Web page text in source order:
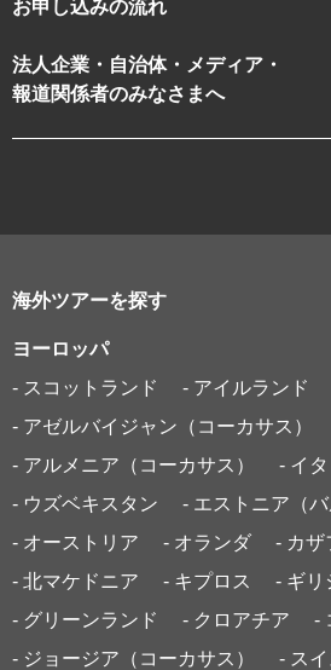
お申し込みの流れ
法人企業・自治体・メディア・
報道関係者のみなさまへ
海外ツアーを探す
ヨーロッパ
- スコットランド
- アイルランド
- アゼルバイジャン（コーカサス）
- アルメニア（コーカサス）
- イ
- ウズベキスタン
- エストニア（バ
- オーストリア
- オランダ
- カザ
- 北マケドニア
- キプロス - ギリ
- グリーンランド
- クロアチア
-
- ジョージア（コーカサス）
- スイ